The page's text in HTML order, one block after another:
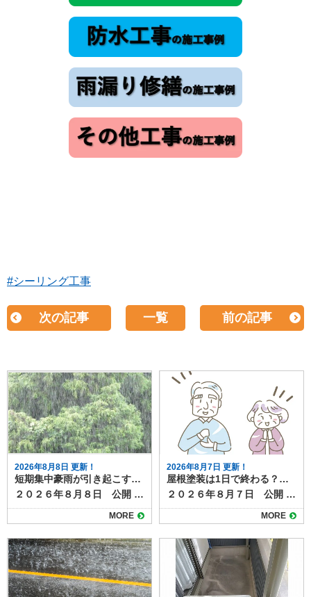
#シーリング工事
次の記事 一覧 前の記事
2026年8月8日 更新！
短期集中豪雨が引き起こす雨漏りリスクと劣化症状
２０２６年８月８日 公開 近年、夏場を中心にゲリラ豪雨や短期集中豪雨が増加しています。突然の強い雨は、普段は問題のない屋根や外壁でも、雨漏りを引き起こすきっかけになることがあります。 ここでは、豪雨による雨漏りの仕組みと、事前にチェックすべき劣化症状、そして台風との違いや被害パターンについて解説します。 目次豪雨が雨漏りを悪化させる理由台風と豪雨の違いと被害パターン雨漏りを招く劣化症状屋根材のひび割れや欠け棟板金や金属部分の浮き外壁のクラック（ひび）シーリング（コーキング）の剥がれや硬化屋上やベランダ防水層の劣化豪雨後にチェックすべきサイン集中豪雨の季節が来る前にお家の点検を 豪雨が雨漏りを悪化させる理由 短時間に大量の雨が降ると、通常の排水機能では処理しきれず長時間同じ場所に水がとどまるため、屋根や外壁の隙間から水が侵入しやすくなります。 さらに、風を伴う豪雨では雨水が横から吹き込み、普段は濡れない箇所にまで到達することもあります。その結果、軽微なひび割れやコーキングの劣化が一気に雨漏りへと発展する可能性が高まります。 台風と豪雨の違いと被害パターン 台風は長時間にわたり強い風雨が続くため、屋根材の飛散や外壁材の破損など、構造的な被害が出やすい傾向があります。 一方、短期集中豪雨は局地的かつ短時間で大量の雨を降らせるため、排水不良や小さな隙間からの水の侵入が主な原因になります。 つまり、台風は「風＋雨」で大きな破損をもたらし、豪雨は「水量」によって既存の弱点を突くのが特徴です。 雨漏りを招く劣化症状 豪雨時に雨漏りが発生しやすいのは、以下のような劣化症状が見られます。ゲリラ豪雨や台風時期が到来する前に今一度確認しましょう。 屋根材のひび割れや欠け 瓦やスレートの割れ目から水が浸入し、下地を傷めます。 棟板金や金属部分の浮き 風雨の影響で金属部が浮き上がり、雨水が入り込む経路になります。 外壁のクラック（ひび） 0.3mm程度の細いひびでも、豪雨時には水が勢いよく侵入します。 シーリング（コーキング）の剥がれや硬化 窓枠や外壁のつなぎ目の防水材が劣化すると、隙間から水が入りやすくなります。 屋上やベランダ防水層の劣化 防水層のひびや剥がれは、豪雨で一気に雨漏りを悪化させます。 豪雨後にチェックすべきサイン 短期集中豪雨の後、以下のような症状が見られる場合は、すでに雨水が内部に侵入し雨漏りが進行している可能性があります。 天井や壁のシミ クロスや壁紙の浮き・剥がれ 室内のカビ臭 屋根裏の湿気や濡れ跡 雨漏りは勝手に直ることはありません。放置すると、木材の腐食や断熱材の劣化が進行し、お家の耐久性に影響が出たり、腐食部材の修理費が高額になったりと、お家にとって多くのデメリットとリスクがあります。 集中豪雨の季節が来る前にお家の点検を 短期集中豪雨は、わずかな劣化でも雨漏りを引き起こす危険性があります。台風のような大規模被害とは違い、小さな不具合を突く形で被害が広がるため、日頃の点検が欠かせません。屋根や外壁、シーリング、防水層の状態を定期的に確認し、早めの補修で豪雨被害を防ぎましょう。 塗り達では、雨漏り点検のほか、外壁や屋根の劣化診断・補修施工提案など随時承っています。 豪雨や台風の季節の前に一度お家の健康診断をしませんか？ご相談は下記よりお気軽にどうぞ
MORE
2026年8月7日 更新！
屋根塗装は1日で終わる？工事期間と注意点
２０２６年８月７日 公開 屋根塗装の工事について、「作業は何日かかるのか」「1日で終わるのか」が気になる方も多いでしょう。 たしかに工事期間が短ければうれしいかもしれませんが、きちんと施工できていなければ意味がありませんよね。 結論から言うと、屋根塗装をしっかりと行う場合、1日で完了することはほとんどありません。ここでは、屋根塗装の一般的な工程と日数、1日で終わらせる場合の条件や注意点を解説します。 目次屋根塗装の一般的な工期足場組立高圧洗浄下地処理・補修下塗り中塗り・上塗り仕上げ・点検・足場解体1日で終わる場合の条件無理に1日で終わらせるリスク塗膜の耐久性低下仕上がりのムラ屋根塗装は正しい施工で高品質メンテナンスになります 屋根塗装の一般的な工期 屋根塗装は下地処理から仕上げまで複数工程があり、通常は５〜7日程度かかります。工程は以下の通りです。 足場組立 屋根塗装は高所作業のため、必ず足場を組みます。足場組みは半日～１日で完了します。 高圧洗浄 屋根表面の汚れやコケ、古い塗膜を水圧で洗い落とします。洗浄後はしっかり乾燥させる必要があり、この時点で1日かかります。 下地処理・補修 ひび割れ補修や板金部分のケレン作業など、塗装前の準備を行います。屋根の大きさや劣化の程度によって作業量が異なりますか、およそ半日～１日かけて行います。 下塗り 塗料の密着性を高めるための下塗りを行います。乾燥時間は数時間〜1日必要です。 中塗り・上塗り 色付けと耐久性を高めるため、同じ塗料を2回塗り重ねます。塗り重ねの間にも乾燥時間を取ります。中塗り・上塗りともにしっかり乾燥時間を設けるので、最低でも２日以上はかかります。 仕上げ・点検・足場解体 塗り残しやムラのチェック、清掃などを行って完了です。 1日で終わる場合の条件 前項で見てきたように、屋根塗装の一般的な工程をすべて踏むとすると、１日で作業が終わることはありません。 部分補修のみなど特殊な条件の塗装であれば、1日で作業が終わるケースもあります。 ただし、これらはあくまで例外であり、耐久性や美観を長く保ちたい場合には不向きです。 無理に1日で終わらせるリスク 屋根塗装を早く終わらせたい！と無理やり１日で終わらせると次のようなリスク・デメリットがあります。 塗膜の耐久性低下 乾燥時間を十分に取らないと塗料の性能が発揮できず、剥がれやすくなります。グレードの高い塗料であれば耐久年数は２０年にもなりますが、施工不良によってわずか数年ではがれてきてしまうというケースも。 仕上がりのムラ 急いで塗ることで塗りムラや厚み不足が起こりやすくなります。厚み不足は塗膜が均一でない証拠なので、部分的に早く劣化したり、美観性が損なわれたりする原因になります。 屋根塗装は正しい施工で高品質メンテナンスになります 屋根塗装は品質を守るために、基本的には数日かけて行うのが理想です。1日で終わらせることは可能な場合もありますが、その多くは部分塗装や応急処置に限られます。長持ちする塗装を求めるなら、日数に余裕を持ち、しっかりと工程を踏む業者を選びましょう。 塗り達では、各工程を写真におさめ、正しい施工を遵守しています。高品質な屋根塗装なら塗り達にお任せください！
MORE